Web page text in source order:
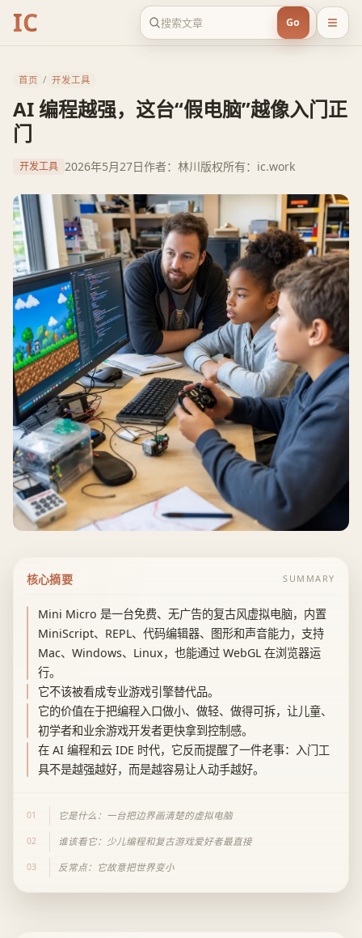
IC Go
首页 / 开发工具
AI 编程越强，这台“假电脑”越像入门正
门
开发工具 2026年5月27日作者：林川版权所有：ic.work
核心摘要 SUMMARY
Mini Micro 是一台免费、无广告的复古风虚拟电脑，内置
MiniScript、REPL、代码编辑器、图形和声音能力，支持
Mac、Windows、Linux，也能通过 WebGL 在浏览器运
行。
它不该被看成专业游戏引擎替代品。
它的价值在于把编程入口做小、做轻、做得可拆，让儿童、
初学者和业余游戏开发者更快拿到控制感。
在 AI 编程和云 IDE 时代，它反而提醒了一件老事：入门工
具不是越强越好，而是越容易让人动手越好。
01 它是什么：一台把边界画清楚的虚拟电脑
02 谁该看它：少儿编程和复古游戏爱好者最直接
03 反常点：它故意把世界变小